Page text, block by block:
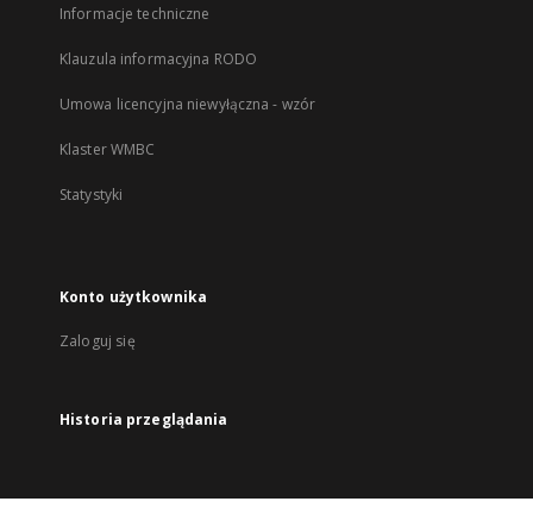
Informacje techniczne
Klauzula informacyjna RODO
Umowa licencyjna niewyłączna - wzór
Klaster WMBC
Statystyki
Konto użytkownika
Zaloguj się
Historia przeglądania